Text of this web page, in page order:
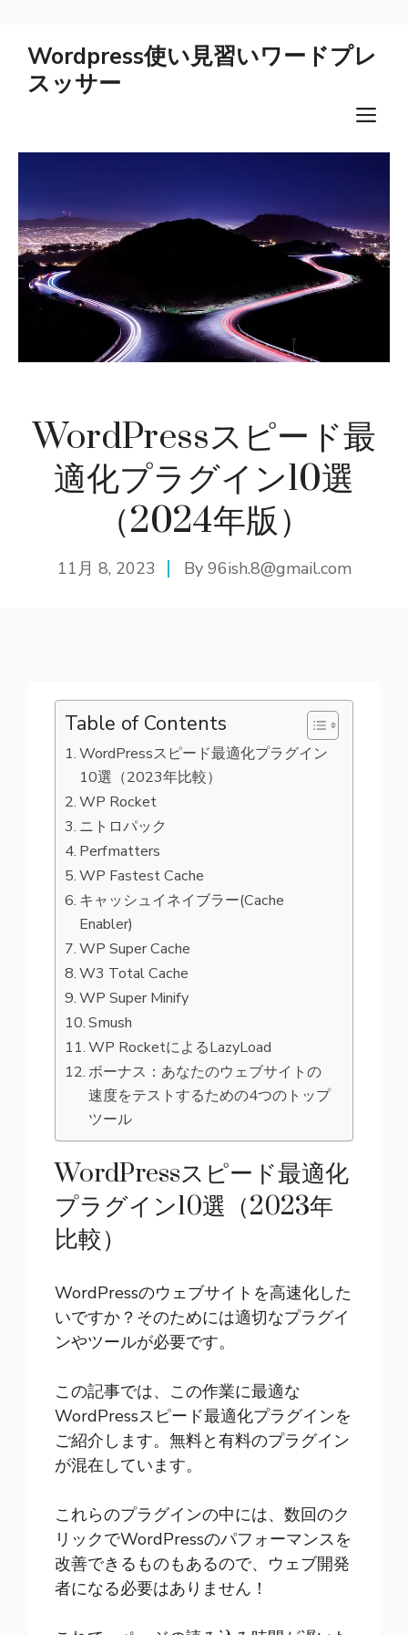
Wordpress使い見習いワードプレ
スッサー
メ
ニ
ー
WordPressスピード最
適化プラグイン10選
（2024年版）
11月 8, 2023 By 96ish.8@gmail.com
Table of Contents
WordPressスピード最適化プラグイン
10選（2023年比較）
WP Rocket
ニトロパック
Perfmatters
WP Fastest Cache
キャッシュイネイブラー(Cache
Enabler)
WP Super Cache
W3 Total Cache
WP Super Minify
Smush
WP RocketによるLazyLoad
ボーナス：あなたのウェブサイトの
速度をテストするための4つのトップ
ツール
WordPressスピード最適化
プラグイン10選（2023年
比較）
WordPressのウェブサイトを高速化した
いですか？そのためには適切なプラグイ
ンやツールが必要です。
この記事では、この作業に最適な
WordPressスピード最適化プラグインを
ご紹介します。無料と有料のプラグイン
が混在しています。
これらのプラグインの中には、数回のク
リックでWordPressのパフォーマンスを
改善できるものもあるので、ウェブ開発
者になる必要はありません！